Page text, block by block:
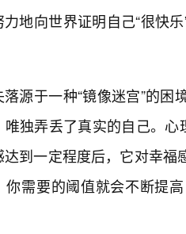
力地向世界证明自己“很快
源于一种“镜像迷宫”的
唯独弄丢了真实的自己。
达到一定程度后，它对幸
你需要的阈值就会不断提